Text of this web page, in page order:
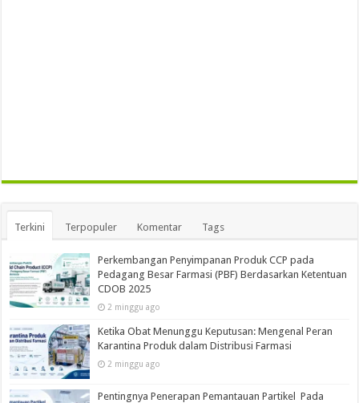
Terkini Terpopuler Komentar Tags
Perkembangan Penyimpanan Produk CCP pada
Pedagang Besar Farmasi (PBF) Berdasarkan Ketentuan
CDOB 2025
2 minggu ago
Ketika Obat Menunggu Keputusan: Mengenal Peran
Karantina Produk dalam Distribusi Farmasi
2 minggu ago
Pentingnya Penerapan Pemantauan Partikel Pada